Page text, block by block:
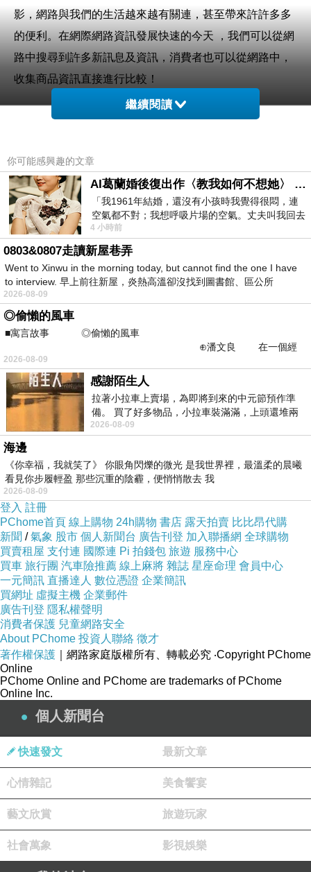
影，網路與我們的生活越來越有關連，甚至帶來許許多多
的便利。在網際網路資訊發展快速的今天 ，我們可以從網
路中搜尋到許多新訊息及資訊，消費者也可以從網路中，
收集商品資訊直接進行比較！
現在這個物價越來越貴，但是薪資卻不太漲的年代，省錢
品，只要好好挑，就可以用最超值的價位買到所需的商
品。網路商店營業成本低、不受空間、時間的限制，整合
眾多種品牌，且網站流量高，如：
、
、
......等都是全方位的購物網站，產
品齊全、圖示說明清楚，配送系統、退換貨機制健全，提
供整套完整的購物、客服系統，都是值得推薦的購物網站
日前想購入
場或百貨公司看了一下也沒比較便宜，而且就算買好了要
搬回家也大包小包的，搬起來很麻煩又很累，所以就上網
看了一下一些購物達人的推薦
熱牌機械式電子鍋10人份 T-777
能直接宅配到府或寄到住處附近的便利商店，所以就趕緊
入手囉～
台熱牌機械式電子鍋10人份 T-777
■ 多功能設計，具煮飯、煮粥、煮湯、蒸食物
■TRS溫度控制
■ 附蒸架
品牌 台熱牌
型號 T-777
產地 中國
繼續閱讀
你可能感興趣的文章
AI葛蘭婚後復出作〈教我如何不想她〉 #戀上老電影 #葛蘭 #粟子
「我1961年結婚，還沒有小孩時我覺得很悶，連
空氣都不對；我想呼吸片場的空氣。丈夫叫我回去
試試看……拍了〈教我如何不想她〉（1963
4 小時前
0803&0807走讀新屋巷弄
Went to Xinwu in the morning today, but cannot find the one I have
to interview. 早上前往新屋，炎熱高溫卻沒找到圖書館、區公所
2026-08-09
◎偷懶的風車
■寓言故事 ◎偷懶的風車
⊕潘文良 在一個經
常颳風的山丘上—&m
2026-08-09
感謝陌生人
拉著小拉車上賣場，為即將到來的中元節預作準
備。 買了好多物品，小拉車裝滿滿，上頭還堆兩
紙箱。 雖辛苦了點，這點程度我一個人搬
2026-08-09
海邊
《你幸福，我就笑了》 你眼角閃爍的微光 是我世界裡，最溫柔的晨曦
看見你步履輕盈 那些沉重的陰霾，便悄悄散去 我
2026-08-09
登入 註冊
PChome首頁 線上購物 24h購物 書店 露天拍賣 比比昂代購
新聞 /氣象 股市 個人新聞台 廣告刊登 加入聯播網 全球購物
買賣租屋 支付連 國際連 Pi 拍錢包 旅遊 服務中心
買車 旅行團 汽車險推薦 線上麻將 雜誌 星座命理 會員中心
一元簡訊 直播達人 數位憑證 企業簡訊
買網址 虛擬主機 企業郵件
廣告刊登 隱私權聲明
消費者保護 兒童網路安全
About PChome 投資人聯絡 徵才
著作權保護 ｜網路家庭版權所有、轉載必究 ‧Copyright PChome
Online
PChome Online and PChome are trademarks of PChome
Online Inc.
個人新聞台
快速發文 最新文章
心情雜記 美食饗宴
藝文欣賞 旅遊玩家
社會萬象 影視娛樂